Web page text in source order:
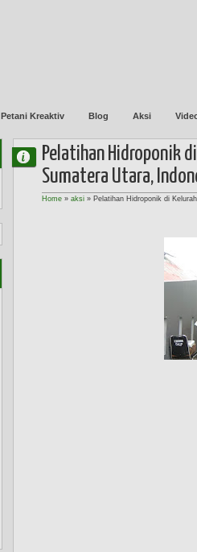
Petani Kreaktiv Blog Aksi
Pelatihan Hidroponik
Sumatera Utara,
Home » aksi » Pelatihan Hidroponik di